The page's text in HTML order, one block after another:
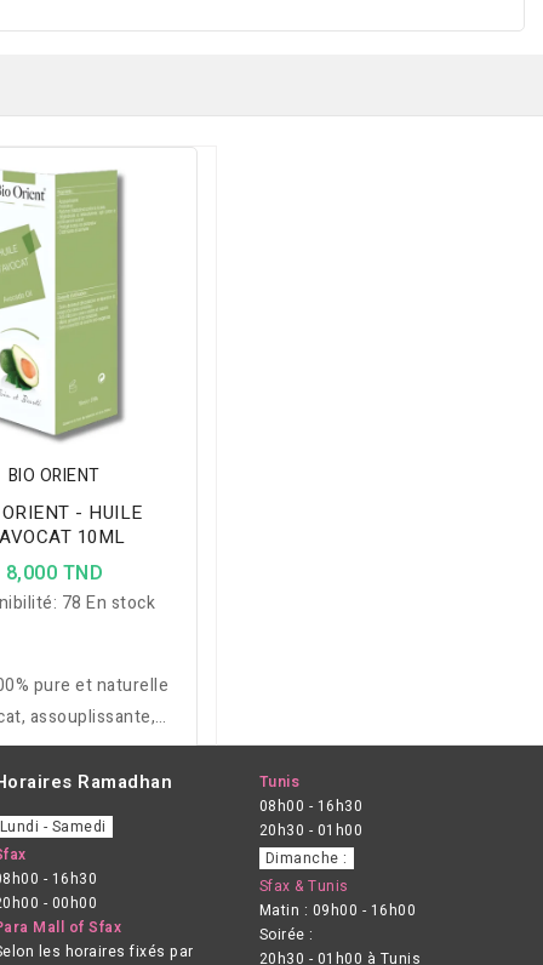
BIO ORIENT
- HUILE
10ML
8,000 TND
78 En stock
pure et naturelle
assouplissante,
et protectrice,
nourrir, réparer et
les peaux sensibles,
ou matures.
Ramadhan
Lundi - Samedi
- 16h30
- 00h00
Mall of Sfax
les horaires fixés par
Tunis
08h00 - 16h30
20h30 - 01h00
Dimanche :
Sfax & Tunis
Matin : 09h00 - 16h00
Soirée :
20h30 - 01h00 à Tunis